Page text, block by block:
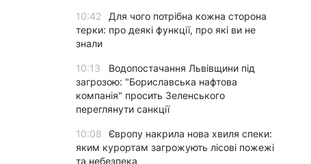
10:42
Для чого потрібна кожна сторона
терки: про деякі функції, про які ви не
знали
10:13
Водопостачання Львівщини під
загрозою: "Бориславська нафтова
компанія" просить Зеленського
переглянути санкції
10:08
Європу накрила нова хвиля спеки:
яким курортам загрожують лісові пожежі
та небезпека